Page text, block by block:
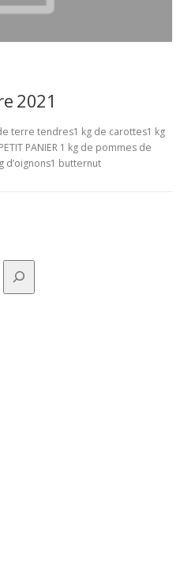
2021
terre tendres1 kg de carottes1 kg
PANIER 1 kg de pommes de
butternut